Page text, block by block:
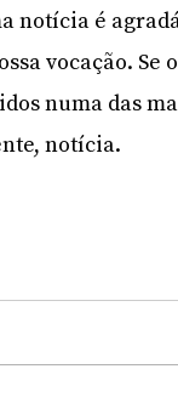
notícia é
vocação.
numa das
notícia.